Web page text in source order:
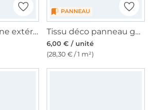
Toile store banne extérieur 160cm déperlant, à rayures, blanc-vert
PANNEAU
Tissu déco panneau gobelin tortue, 46 x 46 cm
6,00 € / unité
(28,30 € / 1 m²)